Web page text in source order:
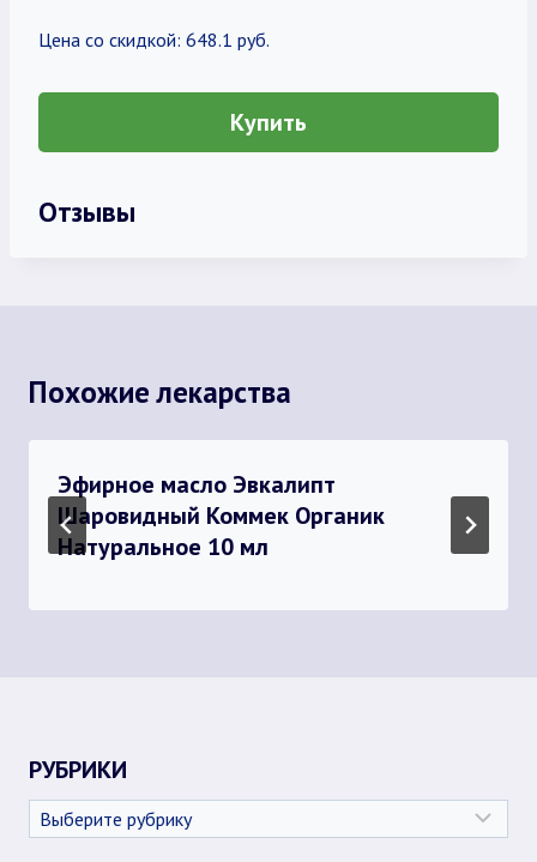
Цена со скидкой: 648.1 руб.
Купить
Отзывы
Похожие лекарства
Эфирное масло Эвкалипт
Шаровидный Коммек Органик
Натуральное 10 мл
РУБРИКИ
Рубрики